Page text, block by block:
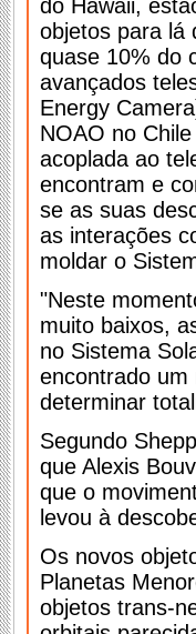
do Hawaii,
objetos para lá
quase 10% do
avançados
Energy
NOAO no
acoplada ao
encontram e
se as suas
as interações
moldar o
"Neste
muito baixos,
no Sistema
encontrado um
determinar
Segundo
que Alexis
que o
levou à
Os novos
Planetas
objetos trans-